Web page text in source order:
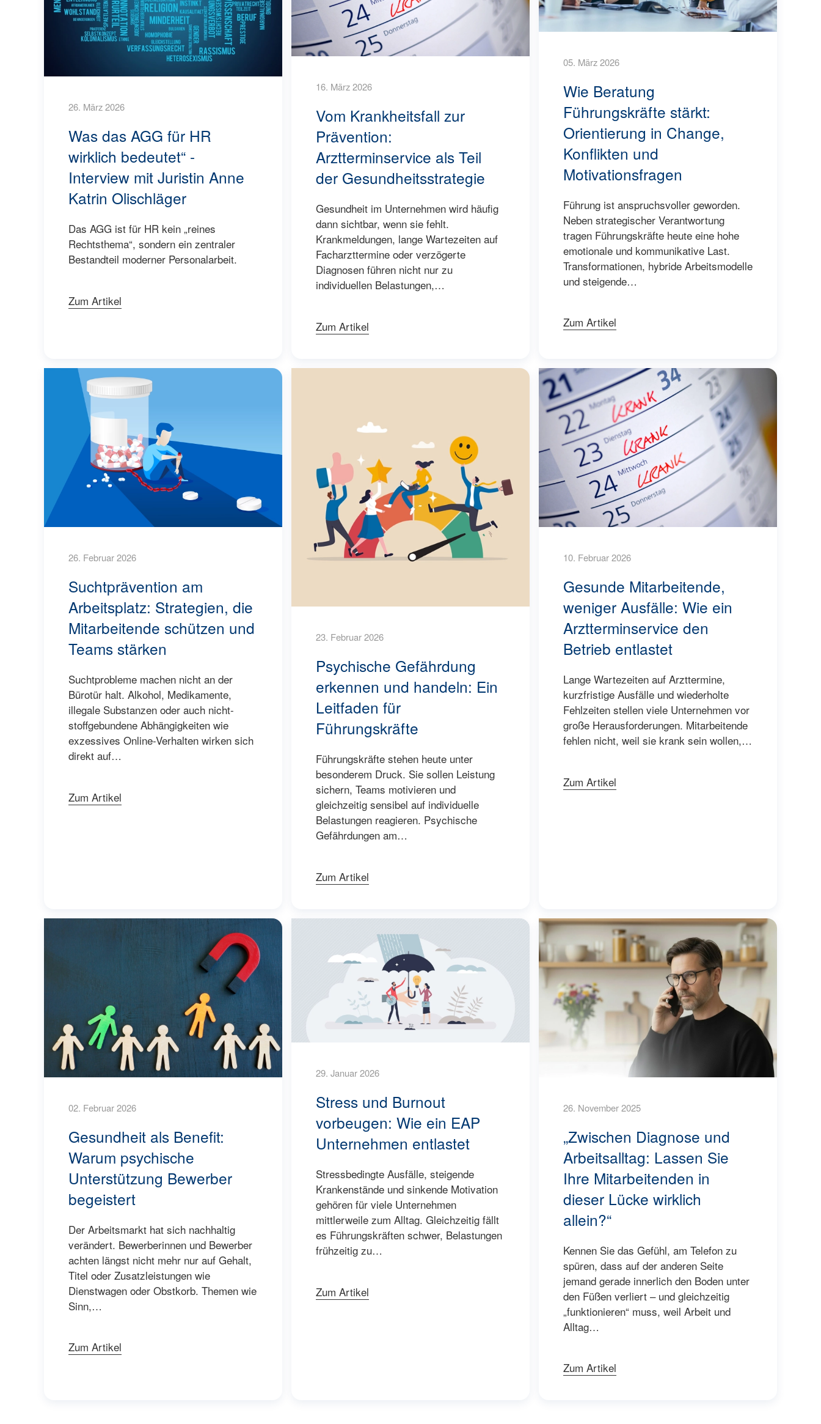
26. März 2026
Was das AGG für HR
wirklich bedeutet“ -
Interview mit Juristin Anne
Katrin Olischläger
Das AGG ist für HR kein „reines
Rechtsthema“, sondern ein zentraler
Bestandteil moderner Personalarbeit.
Zum Artikel
16. März 2026
Vom Krankheitsfall zur
Prävention:
Arztterminservice als Teil
der Gesundheitsstrategie
Gesundheit im Unternehmen wird häufig
dann sichtbar, wenn sie fehlt.
Krankmeldungen, lange Wartezeiten auf
Facharzttermine oder verzögerte
Diagnosen führen nicht nur zu
individuellen Belastungen,…
Zum Artikel
05. März 2026
Wie Beratung
Führungskräfte stärkt:
Orientierung in Change,
Konflikten und
Motivationsfragen
Führung ist anspruchsvoller geworden.
Neben strategischer Verantwortung
tragen Führungskräfte heute eine hohe
emotionale und kommunikative Last.
Transformationen, hybride Arbeitsmodelle
und steigende…
Zum Artikel
26. Februar 2026
Suchtprävention am
Arbeitsplatz: Strategien, die
Mitarbeitende schützen und
Teams stärken
Suchtprobleme machen nicht an der
Bürotür halt. Alkohol, Medikamente,
illegale Substanzen oder auch nicht-
stoffgebundene Abhängigkeiten wie
exzessives Online-Verhalten wirken sich
direkt auf…
Zum Artikel
23. Februar 2026
Psychische Gefährdung
erkennen und handeln: Ein
Leitfaden für
Führungskräfte
Führungskräfte stehen heute unter
besonderem Druck. Sie sollen Leistung
sichern, Teams motivieren und
gleichzeitig sensibel auf individuelle
Belastungen reagieren. Psychische
Gefährdungen am…
Zum Artikel
10. Februar 2026
Gesunde Mitarbeitende,
weniger Ausfälle: Wie ein
Arztterminservice den
Betrieb entlastet
Lange Wartezeiten auf Arzttermine,
kurzfristige Ausfälle und wiederholte
Fehlzeiten stellen viele Unternehmen vor
große Herausforderungen. Mitarbeitende
fehlen nicht, weil sie krank sein wollen,…
Zum Artikel
02. Februar 2026
Gesundheit als Benefit:
Warum psychische
Unterstützung Bewerber
begeistert
Der Arbeitsmarkt hat sich nachhaltig
verändert. Bewerberinnen und Bewerber
achten längst nicht mehr nur auf Gehalt,
Titel oder Zusatzleistungen wie
Dienstwagen oder Obstkorb. Themen wie
Sinn,…
Zum Artikel
29. Januar 2026
Stress und Burnout
vorbeugen: Wie ein EAP
Unternehmen entlastet
Stressbedingte Ausfälle, steigende
Krankenstände und sinkende Motivation
gehören für viele Unternehmen
mittlerweile zum Alltag. Gleichzeitig fällt
es Führungskräften schwer, Belastungen
frühzeitig zu…
Zum Artikel
26. November 2025
„Zwischen Diagnose und
Arbeitsalltag: Lassen Sie
Ihre Mitarbeitenden in
dieser Lücke wirklich
allein?“
Kennen Sie das Gefühl, am Telefon zu
spüren, dass auf der anderen Seite
jemand gerade innerlich den Boden unter
den Füßen verliert – und gleichzeitig
„funktionieren“ muss, weil Arbeit und
Alltag…
Zum Artikel